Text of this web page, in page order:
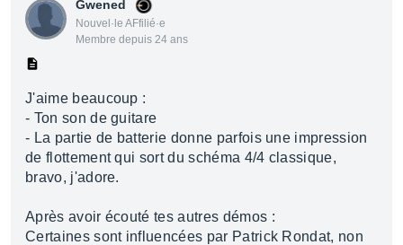
Gwened
Nouvel·le AFfilié·e
Membre depuis 24 ans
J'aime beaucoup :
- Ton son de guitare
- La partie de batterie donne parfois une impression
de flottement qui sort du schéma 4/4 classique,
bravo, j'adore.
Après avoir écouté tes autres démos :
Certaines sont influencées par Patrick Rondat, non